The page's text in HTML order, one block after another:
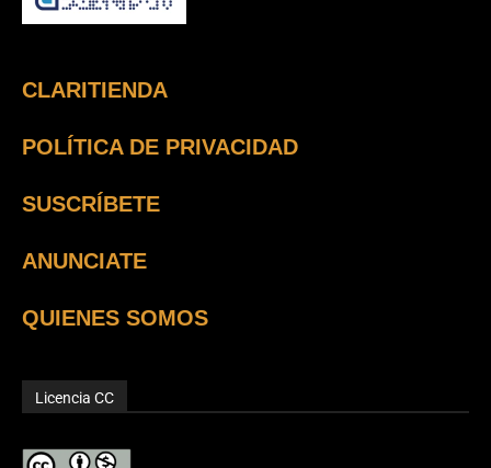
CLARITIENDA
POLÍTICA DE PRIVACIDAD
SUSCRÍBETE
ANUNCIATE
QUIENES SOMOS
Licencia CC